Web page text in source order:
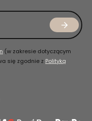
(w zakresie dotyczącym
się zgodnie z Polityką